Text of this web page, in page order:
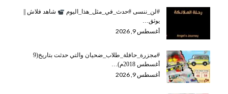
#لن_ننسى #حدث_في_مثل_هذا_اليوم
شاهد فلاش ||
يوثق…
أغسطس 9, 2026
#مجزرة_حافلة_طلاب_ضحيان والتي حدثت بتاريخ(9
أغسطس 2018م)…
أغسطس 9, 2026